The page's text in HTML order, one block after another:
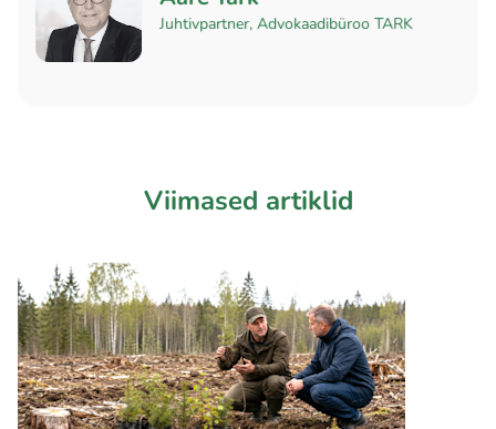
Juhtivpartner, Advokaadibüroo TARK
Viimased artiklid